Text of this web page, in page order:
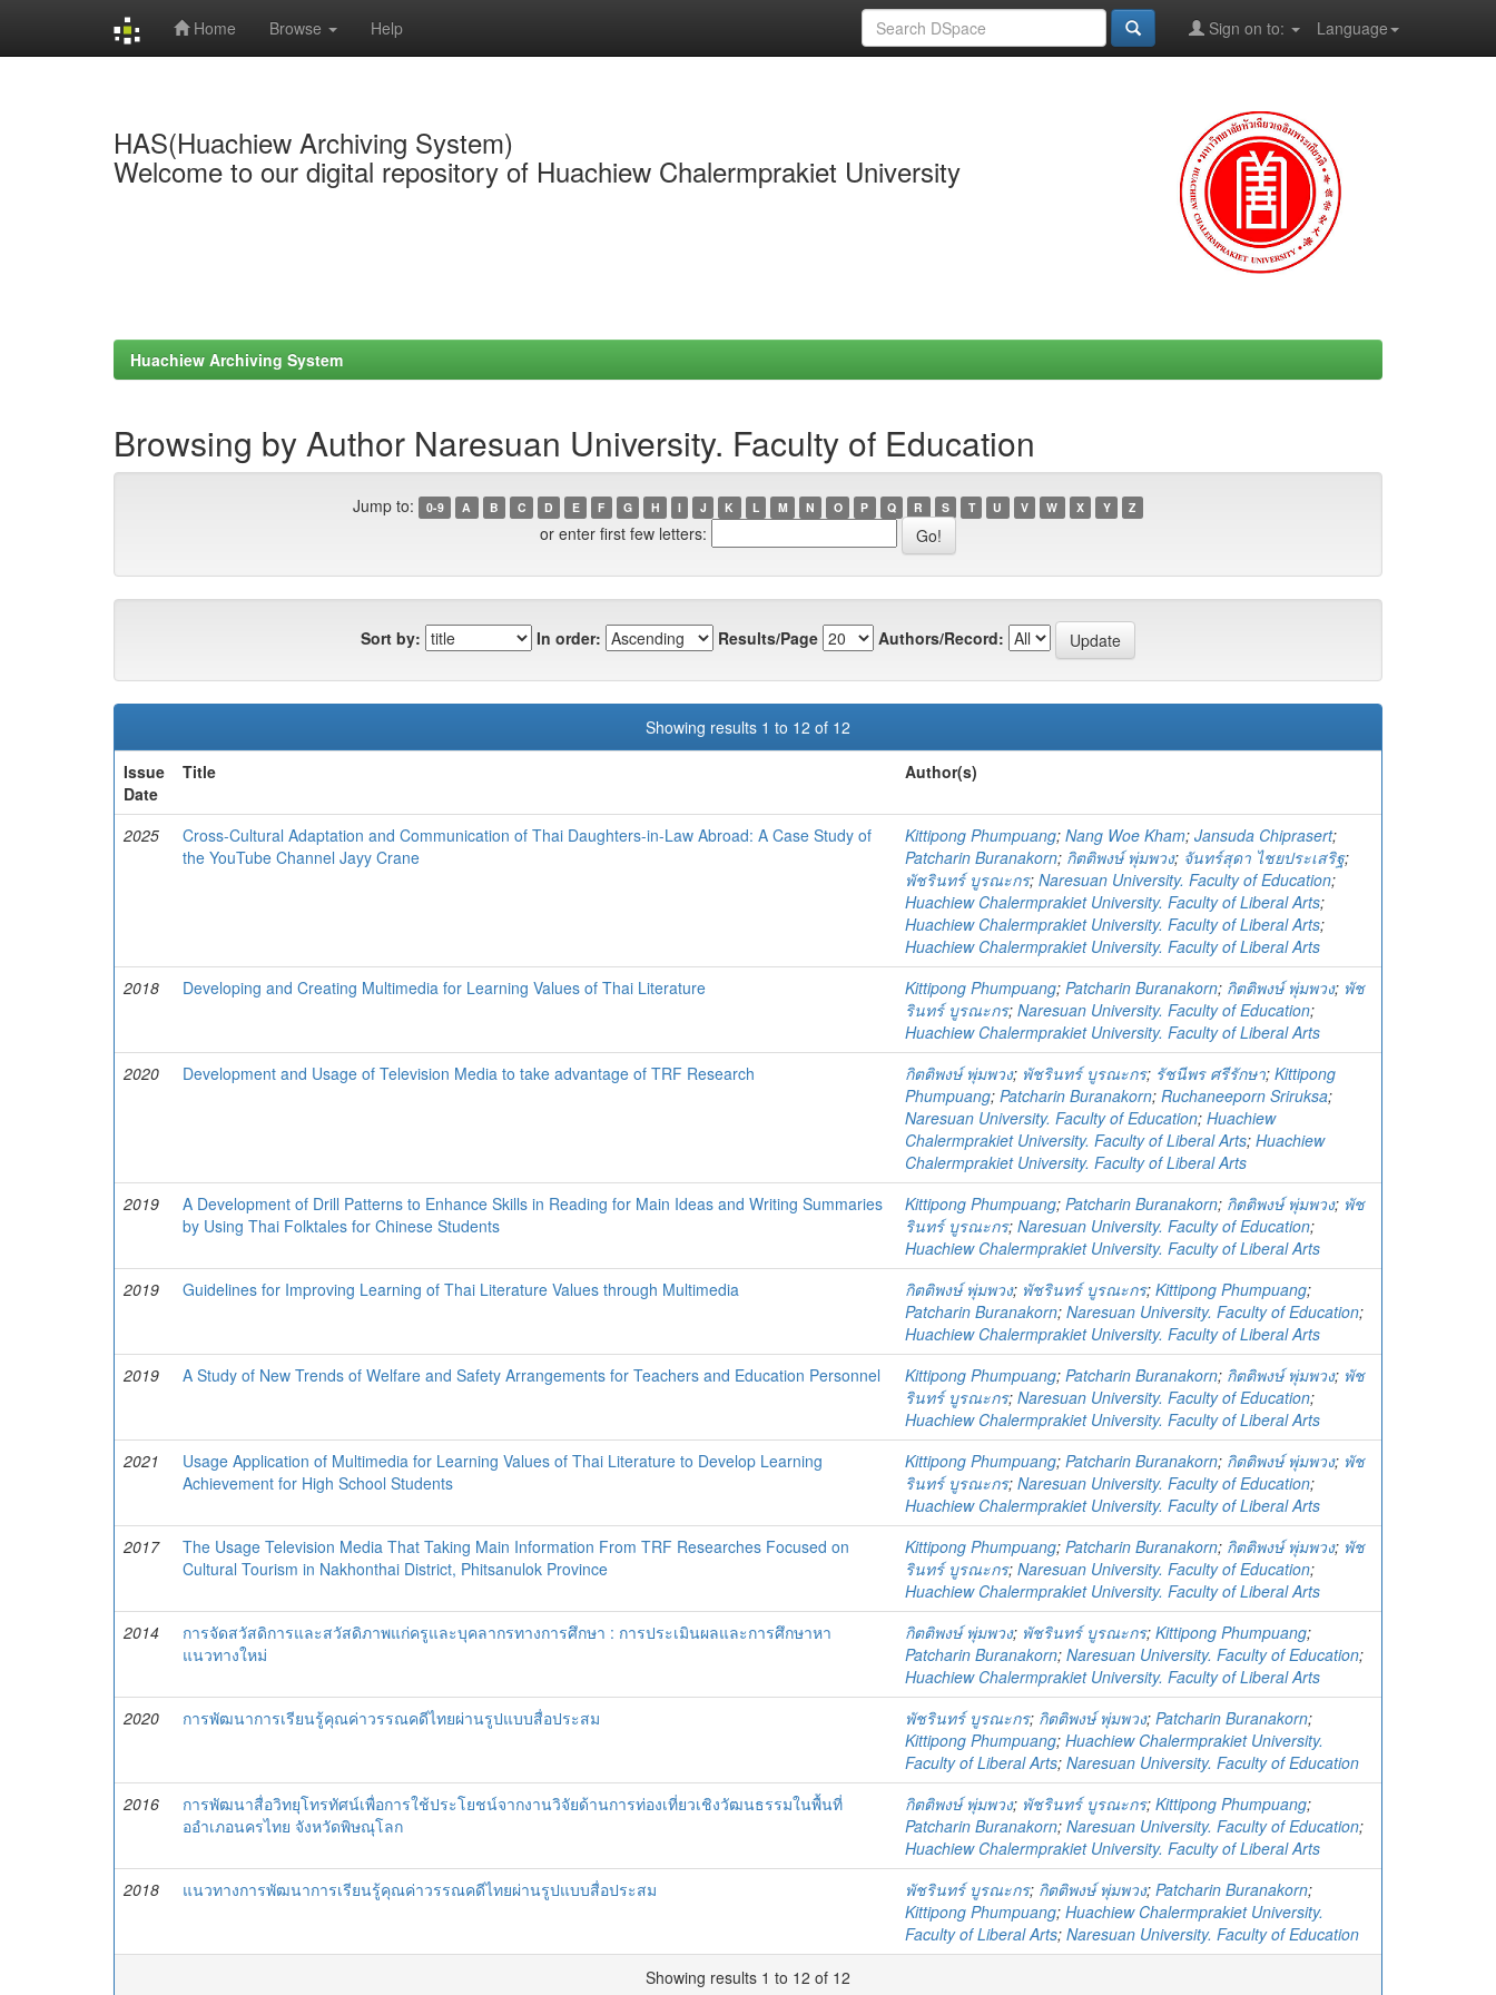
Home Browse Help Language
Sign on to:
HAS(Huachiew Archiving System)
Welcome to our digital repository of Huachiew Chalermprakiet University
Huachiew Archiving System
Browsing by Author Naresuan University. Faculty of Education
Jump to: 0-9 A B C D E F G H I J K L M N O P Q R S T U V W X Y Z
or enter first few letters:
Sort by: In order: Results/Page Authors/Record:
Showing results 1 to 12 of 12
Issue
Date
Title Author(s)
2025
Cross-Cultural Adaptation and Communication of Thai Daughters-in-Law Abroad: A Case Study of
the YouTube Channel Jayy Crane
Kittipong Phumpuang; Nang Woe Kham; Jansuda Chiprasert;
Patcharin Buranakorn; กิตติพงษ์ พุ่มพวง; จันทร์สุดา ไชยประเสริฐ;
พัชรินทร์ บูรณะกร; Naresuan University. Faculty of Education;
Huachiew Chalermprakiet University. Faculty of Liberal Arts;
Huachiew Chalermprakiet University. Faculty of Liberal Arts;
Huachiew Chalermprakiet University. Faculty of Liberal Arts
2018
Developing and Creating Multimedia for Learning Values of Thai Literature Kittipong Phumpuang; Patcharin Buranakorn; กิตติพงษ์ พุ่มพวง; พัช
รินทร์ บูรณะกร; Naresuan University. Faculty of Education;
Huachiew Chalermprakiet University. Faculty of Liberal Arts
2020
Development and Usage of Television Media to take advantage of TRF Research กิตติพงษ์ พุ่มพวง; พัชรินทร์ บูรณะกร; รัชนีพร ศรีรักษา; Kittipong
Phumpuang; Patcharin Buranakorn; Ruchaneeporn Sriruksa;
Naresuan University. Faculty of Education; Huachiew
Chalermprakiet University. Faculty of Liberal Arts; Huachiew
Chalermprakiet University. Faculty of Liberal Arts
2019
A Development of Drill Patterns to Enhance Skills in Reading for Main Ideas and Writing Summaries
by Using Thai Folktales for Chinese Students
Kittipong Phumpuang; Patcharin Buranakorn; กิตติพงษ์ พุ่มพวง; พัช
รินทร์ บูรณะกร; Naresuan University. Faculty of Education;
Huachiew Chalermprakiet University. Faculty of Liberal Arts
2019
Guidelines for Improving Learning of Thai Literature Values through Multimedia กิตติพงษ์ พุ่มพวง; พัชรินทร์ บูรณะกร; Kittipong Phumpuang;
Patcharin Buranakorn; Naresuan University. Faculty of Education;
Huachiew Chalermprakiet University. Faculty of Liberal Arts
2019
A Study of New Trends of Welfare and Safety Arrangements for Teachers and Education Personnel Kittipong Phumpuang; Patcharin Buranakorn; กิตติพงษ์ พุ่มพวง; พัช
รินทร์ บูรณะกร; Naresuan University. Faculty of Education;
Huachiew Chalermprakiet University. Faculty of Liberal Arts
2021
Usage Application of Multimedia for Learning Values of Thai Literature to Develop Learning
Achievement for High School Students
Kittipong Phumpuang; Patcharin Buranakorn; กิตติพงษ์ พุ่มพวง; พัช
รินทร์ บูรณะกร; Naresuan University. Faculty of Education;
Huachiew Chalermprakiet University. Faculty of Liberal Arts
2017
The Usage Television Media That Taking Main Information From TRF Researches Focused on
Cultural Tourism in Nakhonthai District, Phitsanulok Province
Kittipong Phumpuang; Patcharin Buranakorn; กิตติพงษ์ พุ่มพวง; พัช
รินทร์ บูรณะกร; Naresuan University. Faculty of Education;
Huachiew Chalermprakiet University. Faculty of Liberal Arts
2014
การจัดสวัสดิการและสวัสดิภาพแก่ครูและบุคลากรทางการศึกษา : การประเมินผลและการศึกษาหา
แนวทางใหม่
กิตติพงษ์ พุ่มพวง; พัชรินทร์ บูรณะกร; Kittipong Phumpuang;
Patcharin Buranakorn; Naresuan University. Faculty of Education;
Huachiew Chalermprakiet University. Faculty of Liberal Arts
2020
การพัฒนาการเรียนรู้คุณค่าวรรณคดีไทยผ่านรูปแบบสื่อประสม พัชรินทร์ บูรณะกร; กิตติพงษ์ พุ่มพวง; Patcharin Buranakorn;
Kittipong Phumpuang; Huachiew Chalermprakiet University.
Faculty of Liberal Arts; Naresuan University. Faculty of Education
2016
การพัฒนาสื่อวิทยุโทรทัศน์เพื่อการใช้ประโยชน์จากงานวิจัยด้านการท่องเที่ยวเชิงวัฒนธรรมในพื้นที่
ออำเภอนครไทย จังหวัดพิษณุโลก
กิตติพงษ์ พุ่มพวง; พัชรินทร์ บูรณะกร; Kittipong Phumpuang;
Patcharin Buranakorn; Naresuan University. Faculty of Education;
Huachiew Chalermprakiet University. Faculty of Liberal Arts
2018
แนวทางการพัฒนาการเรียนรู้คุณค่าวรรณคดีไทยผ่านรูปแบบสื่อประสม พัชรินทร์ บูรณะกร; กิตติพงษ์ พุ่มพวง; Patcharin Buranakorn;
Kittipong Phumpuang; Huachiew Chalermprakiet University.
Faculty of Liberal Arts; Naresuan University. Faculty of Education
Showing results 1 to 12 of 12